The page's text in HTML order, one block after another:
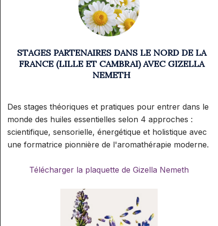
STAGES PARTENAIRES DANS LE NORD DE LA
FRANCE (LILLE ET CAMBRAI) AVEC GIZELLA
NEMETH
Des stages théoriques et pratiques pour entrer dans le
monde des huiles essentielles selon 4 approches :
scientifique, sensorielle, énergétique et holistique avec
une formatrice pionnière de l'aromathérapie moderne.
Télécharger la plaquette de Gizella Nemeth